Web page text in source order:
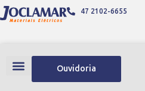
47 2102-6655
Ouvidoria